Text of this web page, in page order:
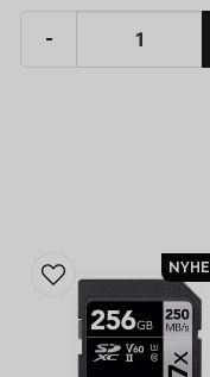
-